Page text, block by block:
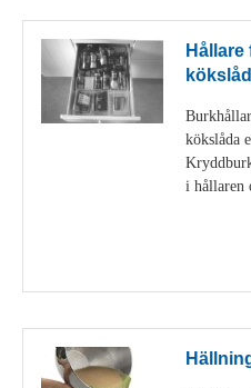
kökslåda
i hållaren